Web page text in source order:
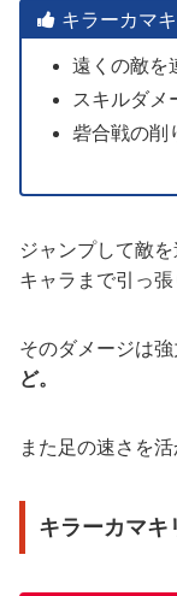
キラーカマ
遠くの敵を
スキルダメ
砦合戦の削
ジャンプして敵
キャラまで引っ張
そのダメージは
ど。
また足の速さを
キラーカマキ